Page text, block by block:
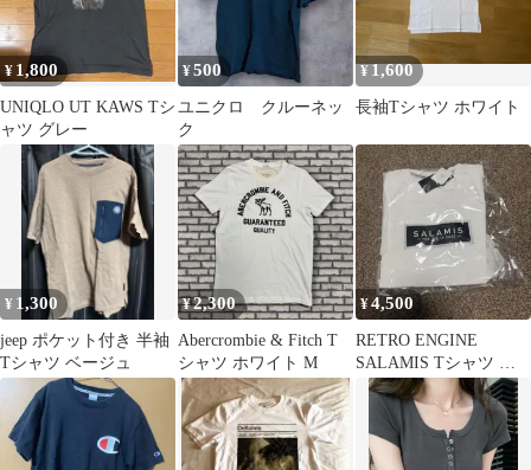
¥ 1,800
UNIQLO UT KAWS Tシ
ャツ グレー
¥500
ユニクロ クルーネッ
ク
¥1,600
長袖Tシャツ ホワイト
¥ 1,300
jeep ポケット付き 半袖
Tシャツ ベージュ
¥2,300
Abercrombie & Fitch T
シャツ ホワイト M
¥4,500
RETRO ENGINE
SALAMIS Tシャツ ホ
ワイト